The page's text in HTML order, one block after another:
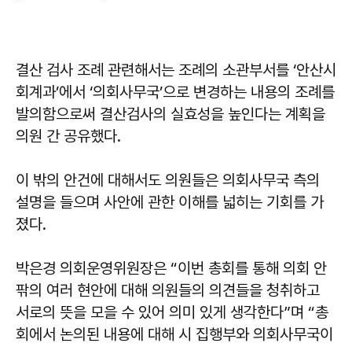
결산 검사 조례 관련해서는 조례의 소관부서를 ‘안산시
회계과’에서 ‘의회사무국’으로 변경하는 내용의 조례를
발의함으로써 결산검사의 실효성을 높인다는 계획을
의원 간 공유했다.
이 밖의 안건에 대해서도 의원들은 의회사무국 측의
설명을 들으며 사안에 관한 이해를 넓히는 기회를 가
졌다.
박은경 의회운영위원장은 “이번 총회를 통해 의회 안
팎의 여러 현안에 대해 의원들의 의견들을 청취하고
서로의 뜻을 모을 수 있어 의미 있게 생각한다”며 “총
회에서 논의된 내용에 대해 시 집행부와 의회사무국이